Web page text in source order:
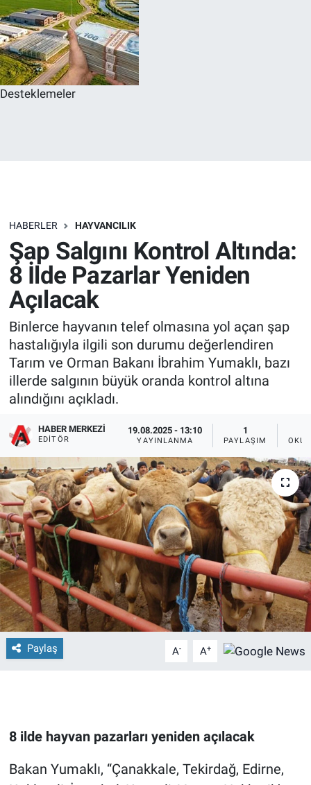
Desteklemeler
HABERLER HAYVANCILIK
Şap Salgını Kontrol Altında:
8 İlde Pazarlar Yeniden
Açılacak
Binlerce hayvanın telef olmasına yol açan şap
hastalığıyla ilgili son durumu değerlendiren
Tarım ve Orman Bakanı İbrahim Yumaklı, bazı
illerde salgının büyük oranda kontrol altına
alındığını açıkladı.
HABER MERKEZI
EDITÖR
19.08.2025 - 13:10
YAYINLANMA
1
PAYLAŞIM
Paylaş A- A+
8 ilde hayvan pazarları yeniden açılacak
Bakan Yumaklı, “Çanakkale, Tekirdağ, Edirne,